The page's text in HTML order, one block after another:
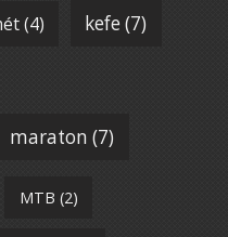
(4) kefe(7)
maraton (7)
MTB (2)